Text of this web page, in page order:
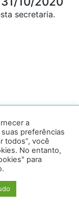
secretaria.
- Zacarias,
3329 8000
a
preferências
todos”, você
No entanto,
para